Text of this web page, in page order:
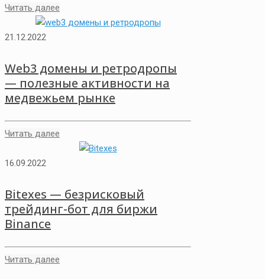
Читать далее
21.12.2022
Web3 домены и ретродропы
— полезные активности на
медвежьем рынке
Читать далее
16.09.2022
Bitexes — безрисковый
трейдинг-бот для биржи
Binance
Читать далее